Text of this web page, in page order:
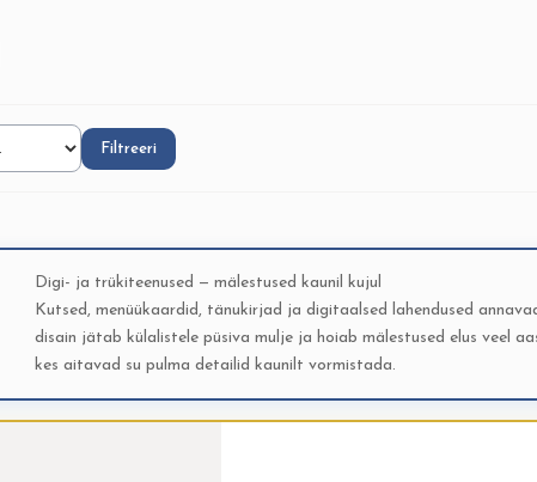
Filtreeri
Digi- ja trükiteenused — mälestused kaunil kujul
Kutsed, menüükaardid, tänukirjad ja digitaalsed lahendused
disain jätab külalistele püsiva mulje ja hoiab mälestused elus veel
kes aitavad su pulma detailid kaunilt vormistada.